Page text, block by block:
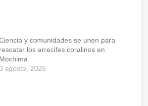
y comunidades se unen para
rescatar los arrecifes coralinos en
Mochima
3 agosto, 2026